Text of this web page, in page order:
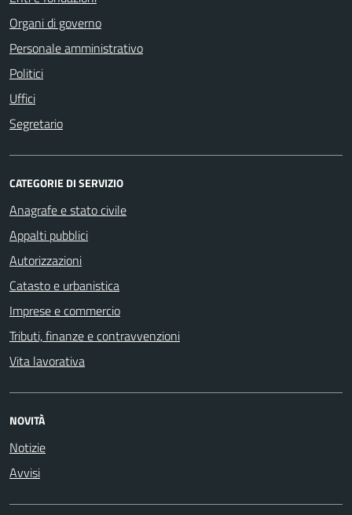
Organi di governo
Personale amministrativo
Politici
Uffici
Segretario
CATEGORIE DI SERVIZIO
Anagrafe e stato civile
Appalti pubblici
Autorizzazioni
Catasto e urbanistica
Imprese e commercio
Tributi, finanze e contravvenzioni
Vita lavorativa
NOVITÀ
Notizie
Avvisi